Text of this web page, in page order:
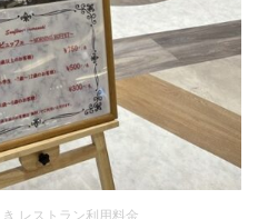
レストラン利用料金